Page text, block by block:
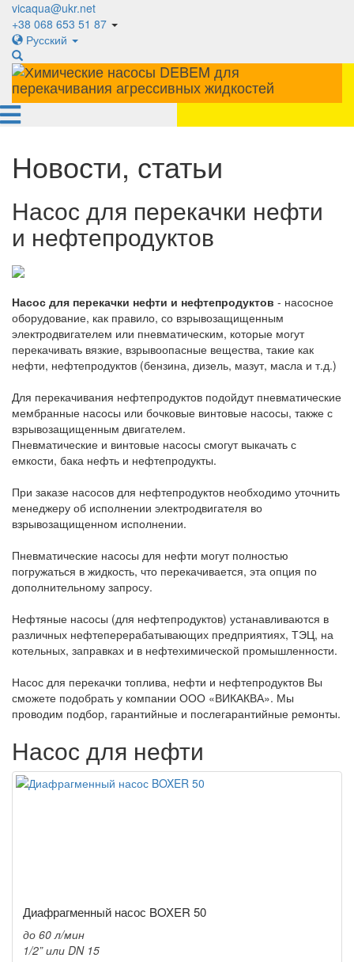
vicaqua@ukr.net
+38 068 653 51 87
Русский
Новости, статьи
Насос для перекачки нефти
и нефтепродуктов
Насос для перекачки нефти и нефтепродуктов - насосное
оборудование, как правило, со взрывозащищенным
электродвигателем или пневматическим, которые могут
перекачивать вязкие, взрывоопасные вещества, такие как
нефти, нефтепродуктов (бензина, дизель, мазут, масла и т.д.)
Для перекачивания нефтепродуктов подойдут пневматические
мембранные насосы или бочковые винтовые насосы, также с
взрывозащищенным двигателем.
Пневматические и винтовые насосы смогут выкачать с
емкости, бака нефть и нефтепродукты.
При заказе насосов для нефтепродуктов необходимо уточнить
менеджеру об исполнении электродвигателя во
взрывозащищенном исполнении.
Пневматические насосы для нефти могут полностью
погружаться в жидкость, что перекачивается, эта опция по
дополнительному запросу.
Нефтяные насосы (для нефтепродуктов) устанавливаются в
различных нефтеперерабатывающих предприятиях, ТЭЦ, на
котельных, заправках и в нефтехимической промышленности.
Насос для перекачки топлива, нефти и нефтепродуктов Вы
сможете подобрать у компании ООО «ВИКАКВА». Мы
проводим подбор, гарантийные и послегарантийные ремонты.
Насос для нефти
Диафрагменный насос BOXER 50
до 60 л/мин
1/2” или DN 15